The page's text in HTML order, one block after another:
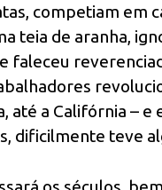
competiam em
teia de aranha,
faleceu
até a Califórnia –
dificilmente teve